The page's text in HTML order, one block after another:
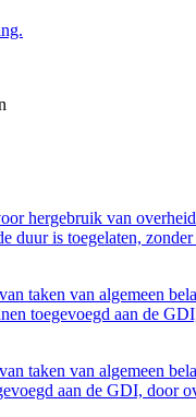
hergebruik van
duur is toegelaten,
taken van algemeen
toegevoegd aan de
taken van algemeen
aan de GDI, door